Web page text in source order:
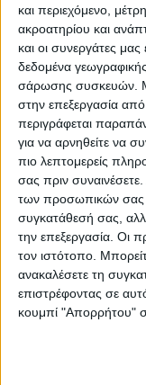
και περιεχόμενο,
ακροατηρίου και
και οι συνεργάτες
δεδομένα
σάρωσης συσκευών.
στην επεξεργασία
περιγράφεται
για να αρνηθείτε να
πιο λεπτομερείς
σας πριν συναινέσετε.
των προσωπικών σας
συγκατάθεσή σας,
την επεξεργασία. Οι
τον ιστότοπο.
ανακαλέσετε τη
επιστρέφοντας σε
κουμπί "Απορρήτου"
"τρέχουσα" λίστα!
-Έχετε πάντα μία
μαυροπίνακας
– Όταν τελειώσει
Αυτό θα σας
φαγητό, αλλά μου
πάω ή να στείλω
– Με την
αναζήτησης στα
κατάστημα
– Κάντε «την
Ακόμα και τα